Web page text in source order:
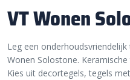
VT Wonen
Leg een
Wonen Solostone.
Kies uit decortegels, tegels